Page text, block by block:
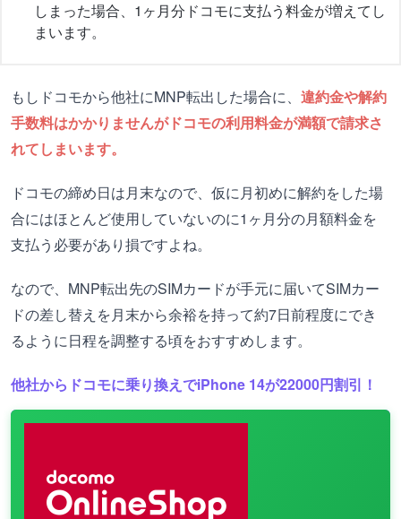
しまった場合、1ヶ月分ドコモに支払う料金が増えてし
まいます。
もしドコモから他社にMNP転出した場合に、 違約金や解約
手数料はかかりませんがドコモの利用料金が満額で請求さ
れてしまいます。
ドコモの締め日は月末なので、仮に月初めに解約をした場
合にはほとんど使用していないのに1ヶ月分の月額料金を
支払う必要があり損ですよね。
なので、MNP転出先のSIMカードが手元に届いてSIMカー
ドの差し替えを月末から余裕を持って約7日前程度にでき
るように日程を調整する頃をおすすめします。
他社からドコモに乗り換えでiPhone 14が22000円割引！